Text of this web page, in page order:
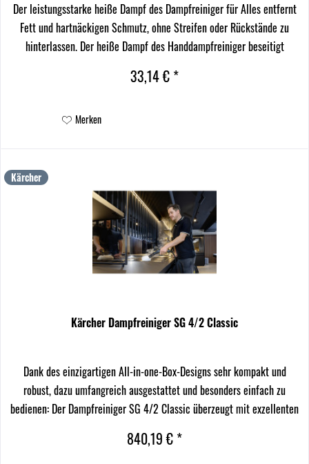
Der leistungsstarke heiße Dampf des Dampfreiniger für Alles entfernt
Fett und hartnäckigen Schmutz, ohne Streifen oder Rückstände zu
hinterlassen. Der heiße Dampf des Handdampfreiniger beseitigt
33,14 € *
Merken
Kärcher
Kärcher Dampfreiniger SG 4/2 Classic
Dank des einzigartigen All-in-one-Box-Designs sehr kompakt und
robust, dazu umfangreich ausgestattet und besonders einfach zu
bedienen: Der Dampfreiniger SG 4/2 Classic überzeugt mit exzellenten
840,19 € *